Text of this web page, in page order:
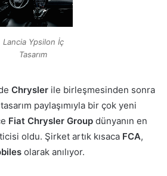
Lancia Ypsilon İç
Tasarım
Chrysler ile birleşmesinden sonra
paylaşımıyla bir çok yeni
Fiat Chrysler Group dünyanın en
oldu. Şirket artık kısaca FCA,
olarak anılıyor.